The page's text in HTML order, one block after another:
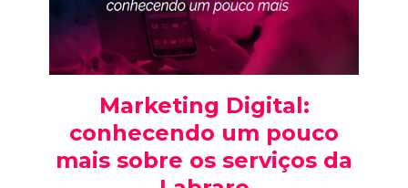
Marketing Digital:
conhecendo um pouco
mais sobre os serviços da